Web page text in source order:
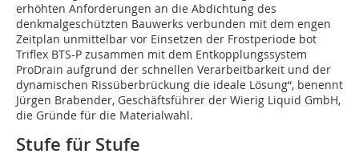
erhöhten Anforderungen an die Abdichtung des
denkmalgeschützten Bauwerks verbunden mit dem engen
Zeitplan unmittelbar vor Einsetzen der Frostperiode bot
Triflex BTS-P zusammen mit dem Entkopplungssystem
ProDrain aufgrund der schnellen Verarbeitbarkeit und der
dynamischen Rissüberbrückung die ideale Lösung“, benennt
Jürgen Brabender, Geschäftsführer der Wierig Liquid GmbH,
die Gründe für die Materialwahl.
Stufe für Stufe